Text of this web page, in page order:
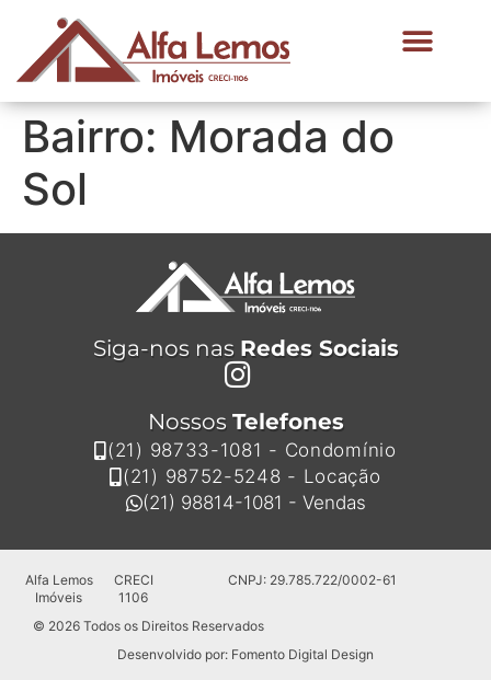
Bairro: Morada do
Sol
Siga-nos nas Redes Sociais
Nossos Telefones
(21) 98733-1081 - Condomínio
(21) 98752-5248 - Locação
(21) 98814-1081 - Vendas
Alfa Lemos
Imóveis
CRECI
1106
CNPJ: 29.785.722/0002-61
© 2026 Todos os Direitos Reservados
Desenvolvido por: Fomento Digital Design